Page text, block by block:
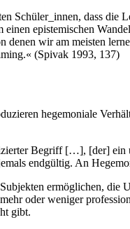
Schüler_innen, dass
epistemischen
wir am meisten
(Spivak 1993, 137)
hegemoniale
Begriff […], [der] ein
endgültig. An
ermöglichen, die
oder weniger
gibt.